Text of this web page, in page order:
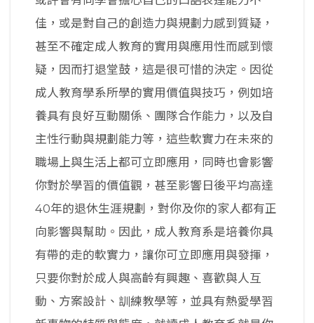
佳，或是對自己的創造力與規劃力感到質疑，
甚至不確定成人教育的實用與應用性而感到懷
疑，因而打退堂鼓，這是很可惜的決定。因從
成人教育學系所學的實用價值與技巧，例如培
養具有良好互動關係、團隊合作能力，以及自
主性行動與規劃能力等，這些軟實力在未來的
職場上與生活上都可立即應用，同時也會影響
你對於學習的價值觀，甚至影響日後平均高達
40年的退休生涯規劃，對你及你的家人都有正
向影響與幫助。因此，成人教育系是培養你具
有帶的走的軟實力，讓你可立即應用與發揮，
只要你對於成人與高齡有興趣、喜歡與人互
動、方案設計、訓練教學等，並具有熱愛學習